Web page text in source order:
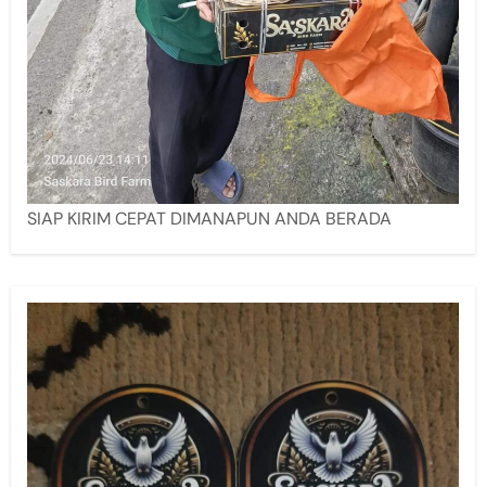
SIAP KIRIM CEPAT DIMANAPUN ANDA BERADA